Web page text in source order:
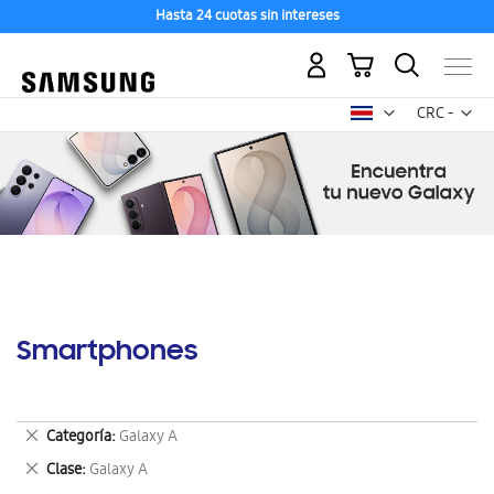
Hasta 24 cuotas sin intereses
CRC -
colón
Mi carrito
Smartphones
Categoría Galaxy A
Eliminar
este
artículo
Clase Galaxy A
Eliminar